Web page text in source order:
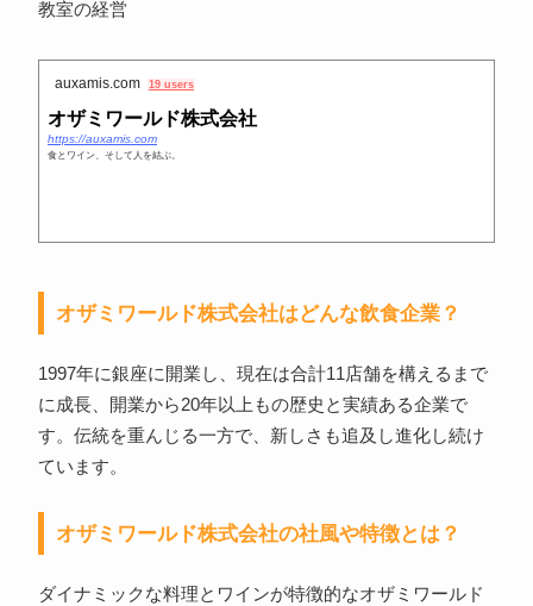
教室の経営
auxamis.com 19 users
オザミワールド株式会社
https://auxamis.com
食とワイン、そして人を結ぶ。
オザミワールド株式会社はどんな飲食企業？
1997年に銀座に開業し、現在は合計11店舗を構えるまで
に成長、開業から20年以上もの歴史と実績ある企業で
す。伝統を重んじる一方で、新しさも追及し進化し続け
ています。
オザミワールド株式会社の社風や特徴とは？
ダイナミックな料理とワインが特徴的なオザミワールド